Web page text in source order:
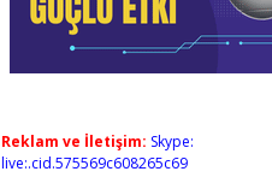
Reklam ve İletişim: Skype:
live:.cid.575569c608265c69